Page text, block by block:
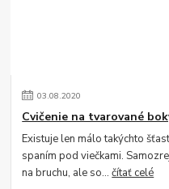
03.08.2020
Cvičenie na tvarované
Existuje len málo takýchto
spaním pod viečkami.
na bruchu, ale so...čítať celé